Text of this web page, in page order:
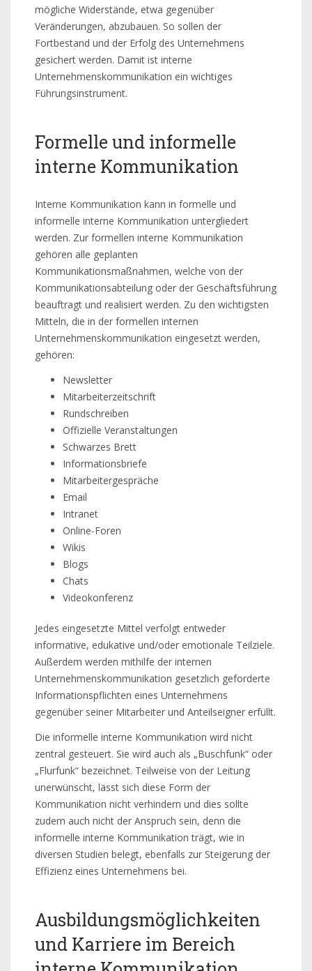
mögliche Widerstände, etwa gegenüber
Veränderungen, abzubauen. So sollen der
Fortbestand und der Erfolg des Unternehmens
gesichert werden. Damit ist interne
Unternehmenskommunikation ein wichtiges
Führungsinstrument.
Formelle und informelle
interne Kommunikation
Interne Kommunikation kann in formelle und
informelle interne Kommunikation untergliedert
werden. Zur formellen interne Kommunikation
gehören alle geplanten
Kommunikationsmaßnahmen, welche von der
Kommunikationsabteilung oder der Geschäftsführung
beauftragt und realisiert werden. Zu den wichtigsten
Mitteln, die in der formellen internen
Unternehmenskommunikation eingesetzt werden,
gehören:
Newsletter
Mitarbeiterzeitschrift
Rundschreiben
Offizielle Veranstaltungen
Schwarzes Brett
Informationsbriefe
Mitarbeitergespräche
Email
Intranet
Online-Foren
Wikis
Blogs
Chats
Videokonferenz
Jedes eingesetzte Mittel verfolgt entweder
informative, edukative und/oder emotionale Teilziele.
Außerdem werden mithilfe der internen
Unternehmenskommunikation gesetzlich geforderte
Informationspflichten eines Unternehmens
gegenüber seiner Mitarbeiter und Anteilseigner erfüllt.
Die informelle interne Kommunikation wird nicht
zentral gesteuert. Sie wird auch als „Buschfunk“ oder
„Flurfunk“ bezeichnet. Teilweise von der Leitung
unerwünscht, lässt sich diese Form der
Kommunikation nicht verhindern und dies sollte
zudem auch nicht der Anspruch sein, denn die
informelle interne Kommunikation trägt, wie in
diversen Studien belegt, ebenfalls zur Steigerung der
Effizienz eines Unternehmens bei.
Ausbildungsmöglichkeiten
und Karriere im Bereich